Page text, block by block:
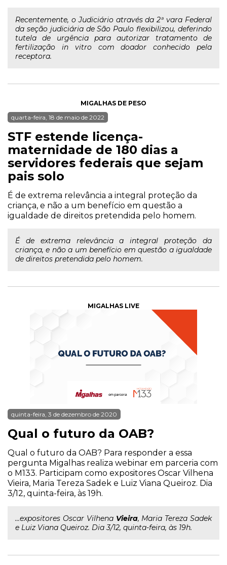
Recentemente, o Judiciário através da 2ª vara Federal
da seção judiciária de São Paulo flexibilizou, deferindo
tutela de urgência para autorizar tratamento de
fertilização in vitro com doador conhecido pela
receptora.
MIGALHAS DE PESO
quarta-feira, 18 de maio de 2022
STF estende licença-
maternidade de 180 dias a
servidores federais que sejam
pais solo
É de extrema relevância a integral proteção da
criança, e não a um benefício em questão a
igualdade de direitos pretendida pelo homem.
É de extrema relevância a integral proteção da
criança, e não a um benefício em questão a igualdade
de direitos pretendida pelo homem.
MIGALHAS LIVE
quinta-feira, 3 de dezembro de 2020
Qual o futuro da OAB?
Qual o futuro da OAB? Para responder a essa
pergunta Migalhas realiza webinar em parceria com
o M133. Participam como expositores Oscar Vilhena
Vieira, Maria Tereza Sadek e Luiz Viana Queiroz. Dia
3/12, quinta-feira, às 19h.
...expositores Oscar Vilhena Vieira, Maria Tereza Sadek
e Luiz Viana Queiroz. Dia 3/12, quinta-feira, às 19h.